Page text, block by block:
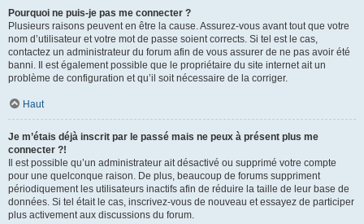
Pourquoi ne puis-je pas me connecter ?
Plusieurs raisons peuvent en être la cause. Assurez-vous avant tout que votre
nom d’utilisateur et votre mot de passe soient corrects. Si tel est le cas,
contactez un administrateur du forum afin de vous assurer de ne pas avoir été
banni. Il est également possible que le propriétaire du site internet ait un
problème de configuration et qu’il soit nécessaire de la corriger.
Haut
Je m’étais déjà inscrit par le passé mais ne peux à présent plus me
connecter ?!
Il est possible qu’un administrateur ait désactivé ou supprimé votre compte
pour une quelconque raison. De plus, beaucoup de forums suppriment
périodiquement les utilisateurs inactifs afin de réduire la taille de leur base de
données. Si tel était le cas, inscrivez-vous de nouveau et essayez de participer
plus activement aux discussions du forum.